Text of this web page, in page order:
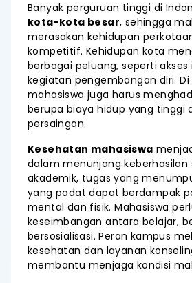
Banyak perguruan tinggi di
kota-kota besar, sehingga
merasakan kehidupan
kompetitif. Kehidupan kota
berbagai peluang, seperti
kegiatan pengembangan diri. Di
mahasiswa juga harus
berupa biaya hidup yang tinggi
persaingan.
Kesehatan mahasiswa
dalam menunjang keberhasilan
akademik, tugas yang
yang padat dapat berdampak
mental dan fisik. Mahasiswa
keseimbangan antara belajar,
bersosialisasi. Peran kampus
kesehatan dan layanan
membantu menjaga kondisi